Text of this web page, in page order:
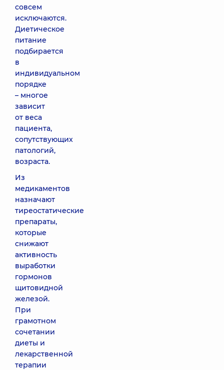
совсем
исключаются.
Диетическое
питание
подбирается
в
индивидуальном
порядке
– многое
зависит
от веса
пациента,
сопутствующих
патологий,
возраста.
Из
медикаментов
назначают
тиреостатические
препараты,
которые
снижают
активность
выработки
гормонов
щитовидной
железой.
При
грамотном
сочетании
диеты и
лекарственной
терапии